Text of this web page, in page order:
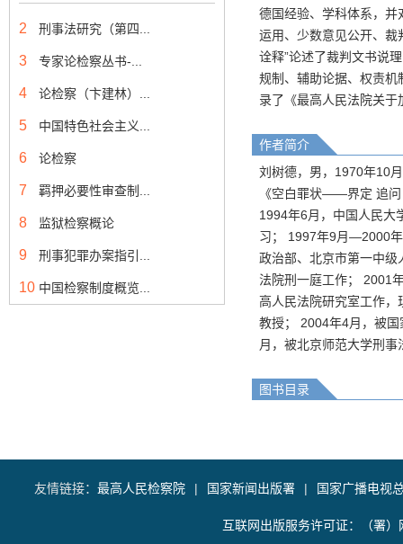
2 刑事法研究（第四...
3 专家论检察丛书-...
4 论检察（卞建林）...
5 中国特色社会主义...
6 论检察
7 羁押必要性审查制...
8 监狱检察概论
9 刑事犯罪办案指引...
10 中国检察制度概览...
德国经验、学科体系，
运用、少数意见公开、裁
诠释”论述了裁判文书说
规制、辅助论据、权责
录了《最高人民法院关
作者简介
刘树德，男，1970年10
《空白罪状——界定 追
1994年6月，中国人民大
习； 1997年9月—2000
政治部、北京市第一中
法院刑一庭工作； 2001
高人民法院研究室工作
教授； 2004年4月，被
月，被北京师范大学刑
图书目录
友情链接： 最高人民检察院 | 国家新闻出版署 | 国家广播电视
互联网出版服务许可证：（署